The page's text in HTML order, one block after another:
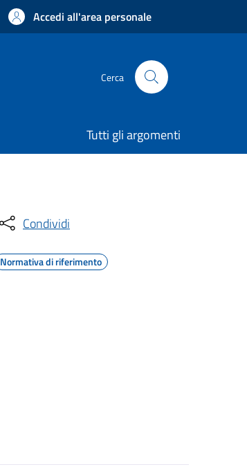
Accedi all'area personale
Cerca
Tutti gli argomenti
Condividi
Normativa di riferimento